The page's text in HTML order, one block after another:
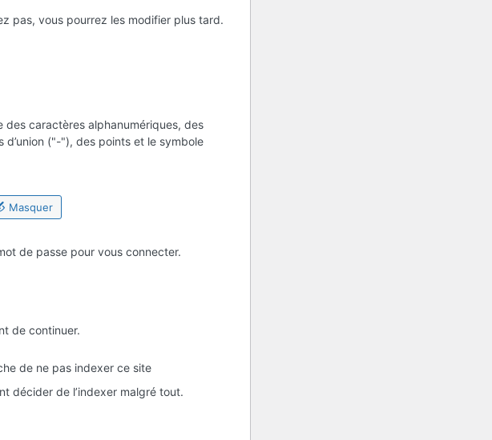
pas, vous pourrez les modifier plus tard.
caractères alphanumériques, des
("-"), des points et le symbole
Masquer
de passe pour vous connecter.
de continuer.
de ne pas indexer ce site
décider de l’indexer malgré tout.